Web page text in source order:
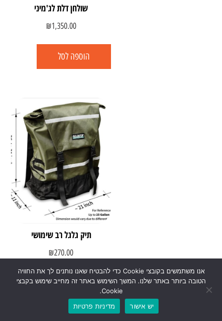
שולחן דלת לג'מיני
₪1,350.00
הוספה לסל
תיק גלגל רב שימושי
₪270.00
הוספה לסל
אנו משתמשים בקובצי Cookie כדי להבטיח שאנו נותנים לך את החוויה
הטובה ביותר באתר שלנו. המשך השימוש באתר זה מחייב שימוש בקבצי
Cookie.
יש אישור
מדיניות פרטיות